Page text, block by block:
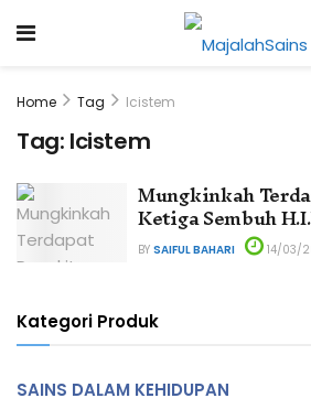
Home Tag Icistem
Tag: Icistem
Mungkinkah
Ketiga Sembuh
BY SAIFUL BAHARI 14/03/
Kategori Produk
SAINS DALAM KEHIDUPAN